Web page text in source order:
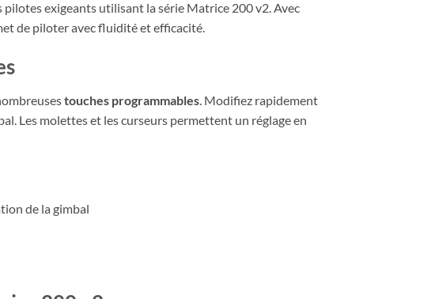
pilotes exigeants utilisant la série Matrice 200 v2. Avec
de piloter avec fluidité et efficacité.
touches programmables. Modifiez rapidement
Les molettes et les curseurs permettent un réglage en
de la gimbal